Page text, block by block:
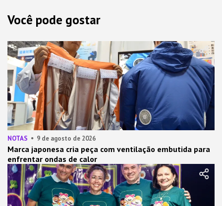
Você pode gostar
NOTAS 9 de agosto de 2026
Marca japonesa cria peça com ventilação embutida para
enfrentar ondas de calor